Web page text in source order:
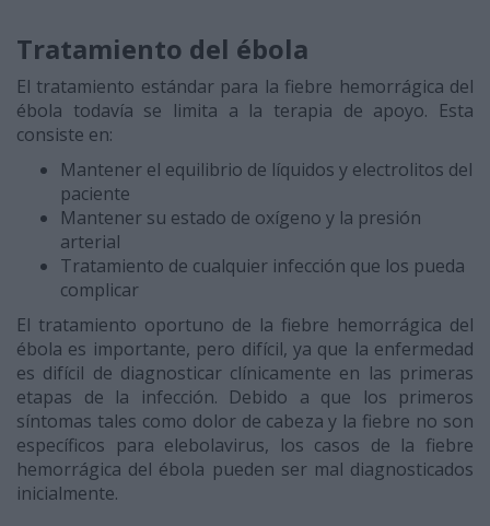
Tratamiento del ébola
El tratamiento estándar para la fiebre hemorrágica del
ébola todavía se limita a la terapia de apoyo. Esta
consiste en:
Mantener el equilibrio de líquidos y electrolitos del
paciente
Mantener su estado de oxígeno y la presión
arterial
Tratamiento de cualquier infección que los pueda
complicar
El tratamiento oportuno de la fiebre hemorrágica del
ébola es importante, pero difícil, ya que la enfermedad
es difícil de diagnosticar clínicamente en las primeras
etapas de la infección. Debido a que los primeros
síntomas tales como dolor de cabeza y la fiebre no son
específicos para elebolavirus, los casos de la fiebre
hemorrágica del ébola pueden ser mal diagnosticados
inicialmente.